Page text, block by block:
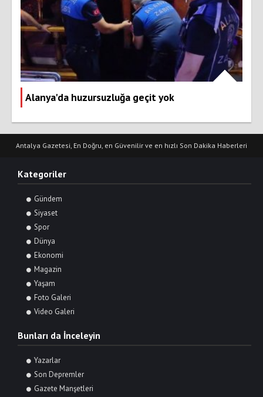
Alanya'da huzursuzluğa geçit yok
Antalya Gazetesi, En Doğru, en Güvenilir ve en hızlı Son Dakika Haberleri
Kategoriler
Gündem
Siyaset
Spor
Dünya
Ekonomi
Magazin
Yaşam
Foto Galeri
Video Galeri
Bunları da İnceleyin
Yazarlar
Son Depremler
Gazete Manşetleri